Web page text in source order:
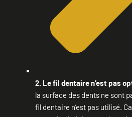
2. Le fil dentaire n’est pas
la surface des dents ne sont
fil dentaire n’est pas utilisé.